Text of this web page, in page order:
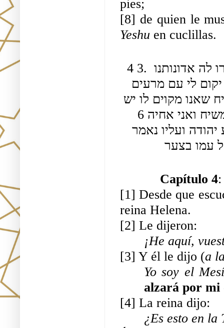
pies;
[8] de quien le
Yeshu en cuclillas.
4 3. כיון ששמעו חכמים הביאוהו אצל הולני המלכה אמרו לה אדונותנו
עמו בצער
Capítulo 4
[1] Desde que
reina Helena.
[2] Le dijeron:
¡He aquí,
[3] Y él le dijo (a
Yo soy el
alzará por mi
[4] La reina dijo:
¿Es esto en